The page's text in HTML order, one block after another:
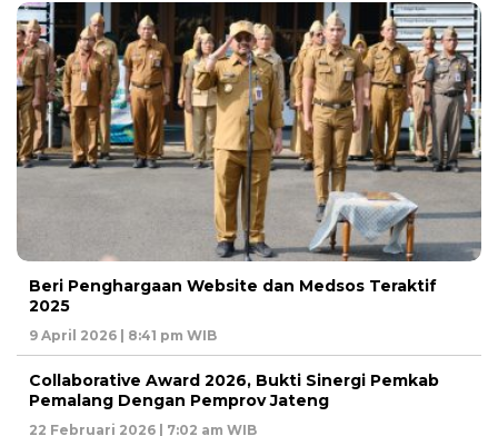
Beri Penghargaan Website dan Medsos Teraktif
2025
9 April 2026 | 8:41 pm WIB
Collaborative Award 2026, Bukti Sinergi Pemkab
Pemalang Dengan Pemprov Jateng
22 Februari 2026 | 7:02 am WIB